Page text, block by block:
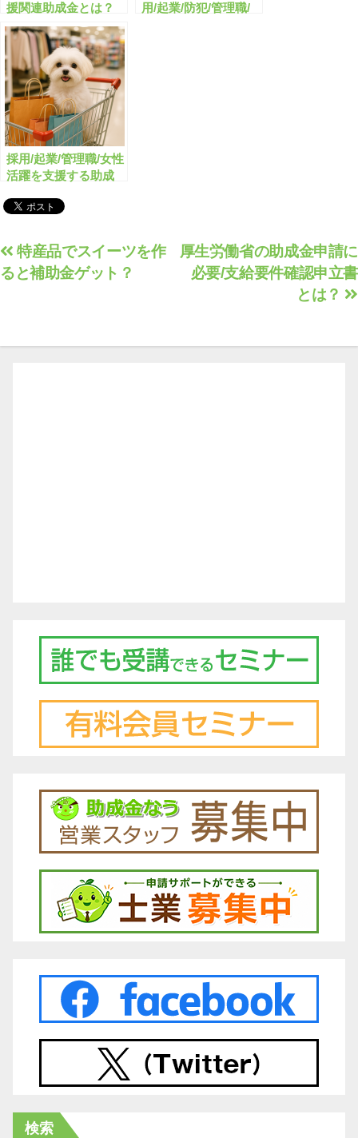
援関連助成金とは？
用/起業/防犯/管理職/
採用/起業/管理職/女性
活躍を支援する助成
投
稿
ゲ
厚生労働省の助成金申請に
必要/支給要件確認申立書
とは？
特産品でスイーツを作
ると補助金ゲット？
検索